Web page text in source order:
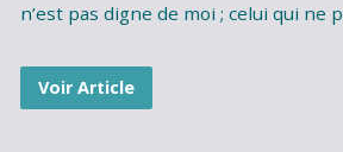
n’est pas digne de moi ; celui qui ne
Voir Article